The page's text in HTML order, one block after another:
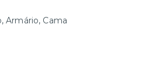
Armário, Cama